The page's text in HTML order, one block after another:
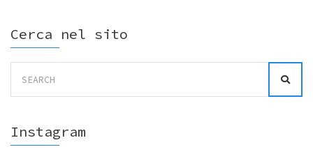
Cerca nel sito
for:
Instagram